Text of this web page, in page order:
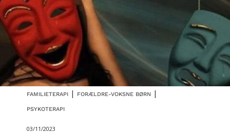
FAMILIETERAPI | FORÆLDRE-VOKSNE BØRN |
PSYKOTERAPI
03/11/2023